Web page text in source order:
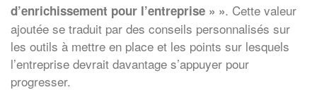
d’enrichissement pour l’entreprise » ». Cette valeur
ajoutée se traduit par des conseils personnalisés sur
les outils à mettre en place et les points sur lesquels
l’entreprise devrait davantage s’appuyer pour
progresser.